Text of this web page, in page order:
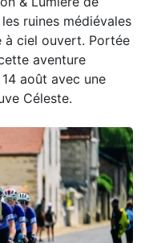
ruines médiévales
à ciel ouvert. Portée
aventure
août avec une
Céleste.